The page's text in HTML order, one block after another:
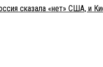
сказала «нет» США, и